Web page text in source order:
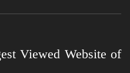
Viewed Website of